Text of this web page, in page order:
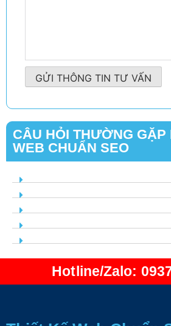
GỬI THÔNG TIN TƯ VẤN
CÂU HỎI THƯỜNG GẶP
WEB CHUẨN SEO
Hotline/Zalo: